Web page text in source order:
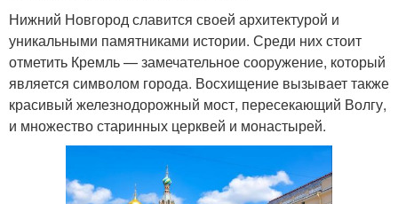
Нижний Новгород славится своей архитектурой и
уникальными памятниками истории. Среди них стоит
отметить Кремль — замечательное сооружение, который
является символом города. Восхищение вызывает также
красивый железнодорожный мост, пересекающий Волгу,
и множество старинных церквей и монастырей.